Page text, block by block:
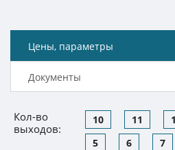
который поступает от
зависимости от потребности
энергии. Распределители
отводов от 2 до 12. В
торцевые секции с
Цены, параметры
Документы
Кол-во
выходов:
10 11
5
6 7